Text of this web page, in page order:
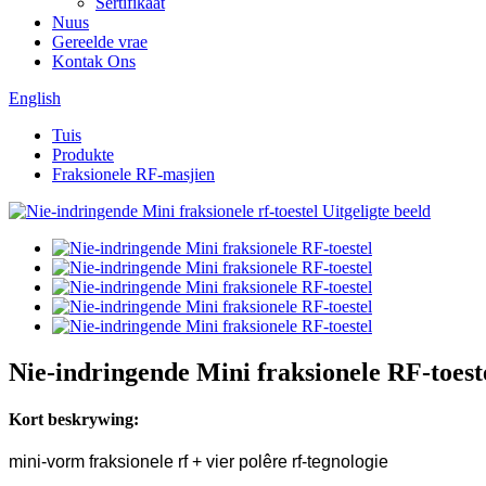
Nuus
Gereelde vrae
Kontak Ons
English
Tuis
Produkte
Fraksionele RF-masjien
Nie-indringende Mini fraksionele RF-
Kort beskrywing:
mini-vorm fraksionele rf + vier polêre rf-tegnologie